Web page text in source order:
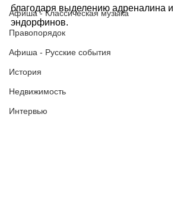
Афиша - Классическая музыка
Правопорядок
Афиша - Русские события
История
Недвижимость
Интервью
благодаря выделению адреналина и
эндорфинов.